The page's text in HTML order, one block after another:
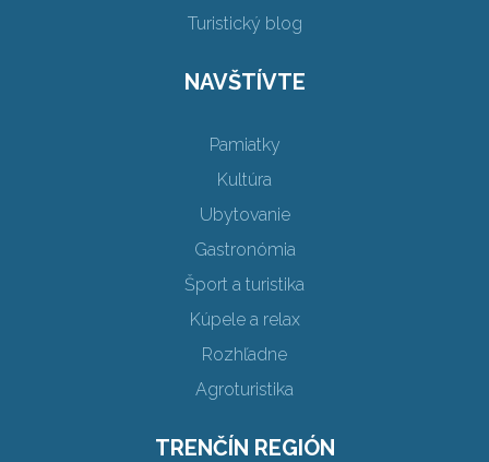
Turistický blog
NAVŠTÍVTE
Pamiatky
Kultúra
Ubytovanie
Gastronómia
Šport a turistika
Kúpele a relax
Rozhľadne
Agroturistika
TRENČÍN REGIÓN